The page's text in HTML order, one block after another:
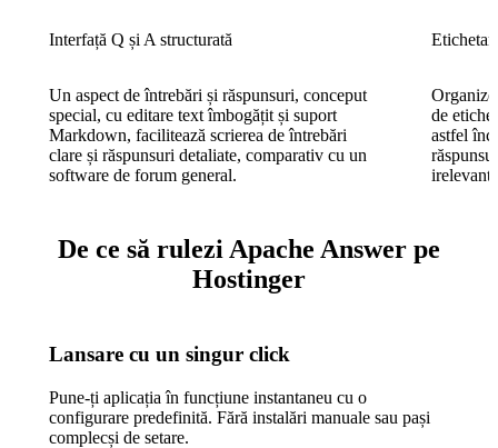
Interfață Q și A structurată
Un aspect de întrebări și răspunsuri, conceput
special, cu editare text îmbogățit și suport
Markdown, facilitează scrierea de întrebări
clare și răspunsuri detaliate, comparativ cu un
software de forum general.
de
astfel
De ce să rulezi Apache Answer pe
Hostinger
Lansare cu un singur click
Pune-ți aplicația în funcțiune instantaneu cu o
configurare predefinită. Fără instalări manuale sau pași
complecși de setare.